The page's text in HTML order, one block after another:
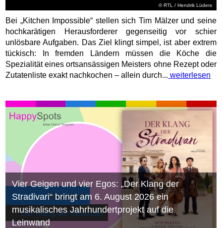
©RTL / Hendrik Lüders
Bei „Kitchen Impossible“ stellen sich Tim Mälzer und seine
hochkarätigen Herausforderer gegenseitig vor schier
unlösbare Aufgaben. Das Ziel klingt simpel, ist aber extrem
tückisch: In fremden Ländern müssen die Köche die
Spezialität eines ortsansässigen Meisters ohne Rezept oder
Zutatenliste exakt nachkochen – allein durch... weiterlesen
Vier Geigen und vier Egos: „Der Klang der
Stradivari“ bringt am 6. August 2026 ein
musikalisches Jahrhundertprojekt auf die
Leinwand